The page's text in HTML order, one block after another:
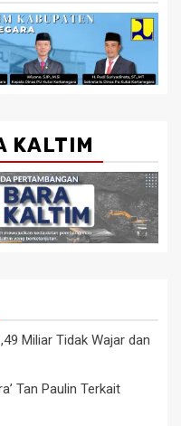
KALTIM
Miliar Tidak Wajar dan
Tan Paulin Terkait